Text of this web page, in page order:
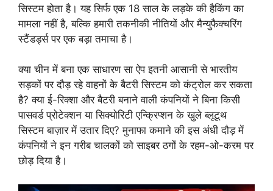
सिस्टम होता है। यह सिर्फ एक 18 साल के लड़के की हैकिंग का
मामला नहीं है, बल्कि हमारी तकनीकी नीतियों और मैन्युफैक्चरिंग
स्टैंडर्ड्स पर एक बड़ा तमाचा है।
क्या चीन में बना एक साधारण सा ऐप इतनी आसानी से भारतीय
सड़कों पर दौड़ रहे वाहनों के बैटरी सिस्टम को कंट्रोल कर सकता
है? क्या ई-रिक्शा और बैटरी बनाने वाली कंपनियों ने बिना किसी
पासवर्ड प्रोटेक्शन या सिक्योरिटी एन्क्रिप्शन के खुले ब्लूटूथ
सिस्टम बाज़ार में उतार दिए? मुनाफा कमाने की इस अंधी दौड़ में
कंपनियों ने इन गरीब चालकों को साइबर ठगों के रहम-ओ-करम पर
छोड़ दिया है।